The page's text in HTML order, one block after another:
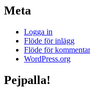
Meta
Logga in
Flöde för inlägg
Flöde för
WordPress.org
Pejpalla!